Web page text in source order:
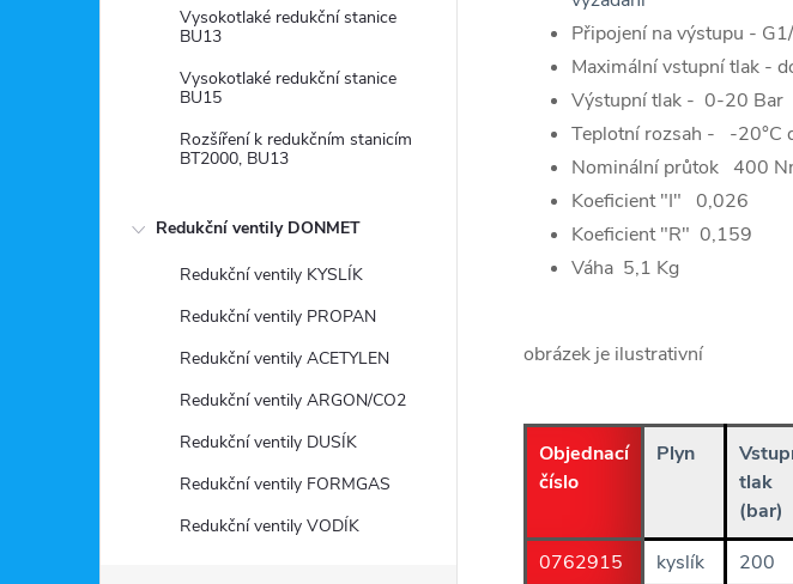
Vysokotlaké redukční stanice
BU13
Vysokotlaké redukční stanice
BU15
Rozšíření k redukčním stanicím
BT2000, BU13
Redukční ventily DONMET
Redukční ventily KYSLÍK
Redukční ventily PROPAN
Redukční ventily ACETYLEN
Redukční ventily ARGON/CO2
Redukční ventily DUSÍK
Redukční ventily FORMGAS
Redukční ventily VODÍK
Připojení na výstupu -
Maximální vstupní tlak -
Výstupní tlak - 0-20 Bar
Teplotní rozsah - -20°C
Nominální průtok 400
Koeficient "I" 0,026
Koeficient "R" 0,159
Váha 5,1 Kg
obrázek je ilustrativní
Objednací
číslo
Plyn
tlak
(bar)
0762915 kyslík 200